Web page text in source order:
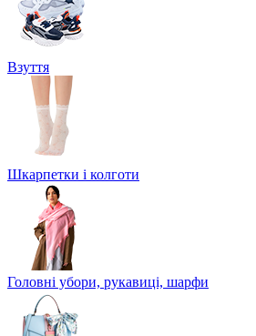
Взуття
Шкарпетки і колготи
Головні убори, рукавиці, шарфи